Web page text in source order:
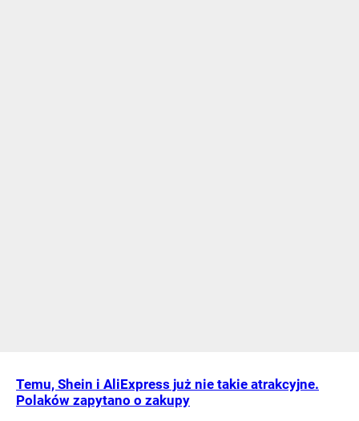
Temu, Shein i AliExpress już nie takie atrakcyjne.
Polaków zapytano o zakupy